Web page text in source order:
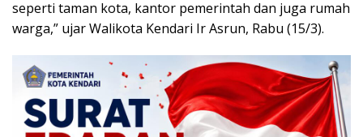
seperti taman kota, kantor pemerintah dan juga rumah
warga,” ujar Walikota Kendari Ir Asrun, Rabu (15/3).